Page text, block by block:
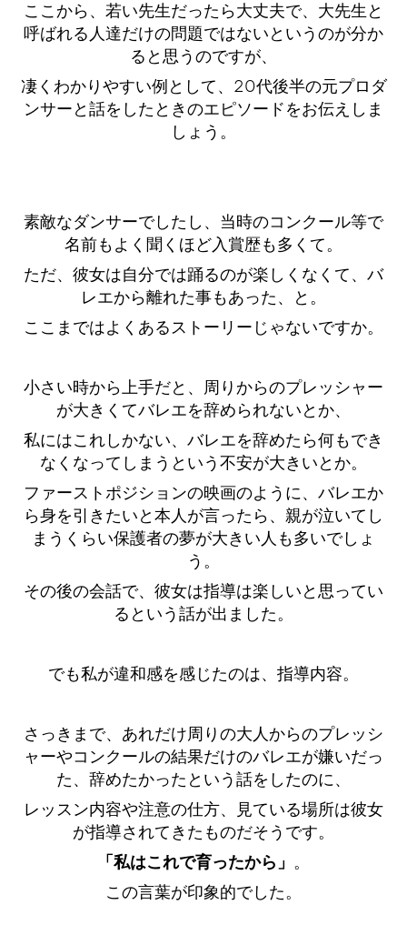
ここから、若い先生だったら大丈夫で、大先生と
呼ばれる人達だけの問題ではないというのが分か
ると思うのですが、
凄くわかりやすい例として、20代後半の元プロダ
ンサーと話をしたときのエピソードをお伝えしま
しょう。
素敵なダンサーでしたし、当時のコンクール等で
名前もよく聞くほど入賞歴も多くて。
ただ、彼女は自分では踊るのが楽しくなくて、バ
レエから離れた事もあった、と。
ここまではよくあるストーリーじゃないですか。
小さい時から上手だと、周りからのプレッシャー
が大きくてバレエを辞められないとか、
私にはこれしかない、バレエを辞めたら何もでき
なくなってしまうという不安が大きいとか。
ファーストポジションの映画のように、バレエか
ら身を引きたいと本人が言ったら、親が泣いてし
まうくらい保護者の夢が大きい人も多いでしょ
う。
その後の会話で、彼女は指導は楽しいと思ってい
るという話が出ました。
でも私が違和感を感じたのは、指導内容。
さっきまで、あれだけ周りの大人からのプレッシ
ャーやコンクールの結果だけのバレエが嫌いだっ
た、辞めたかったという話をしたのに、
レッスン内容や注意の仕方、見ている場所は彼女
が指導されてきたものだそうです。
「私はこれで育ったから」 。
この言葉が印象的でした。